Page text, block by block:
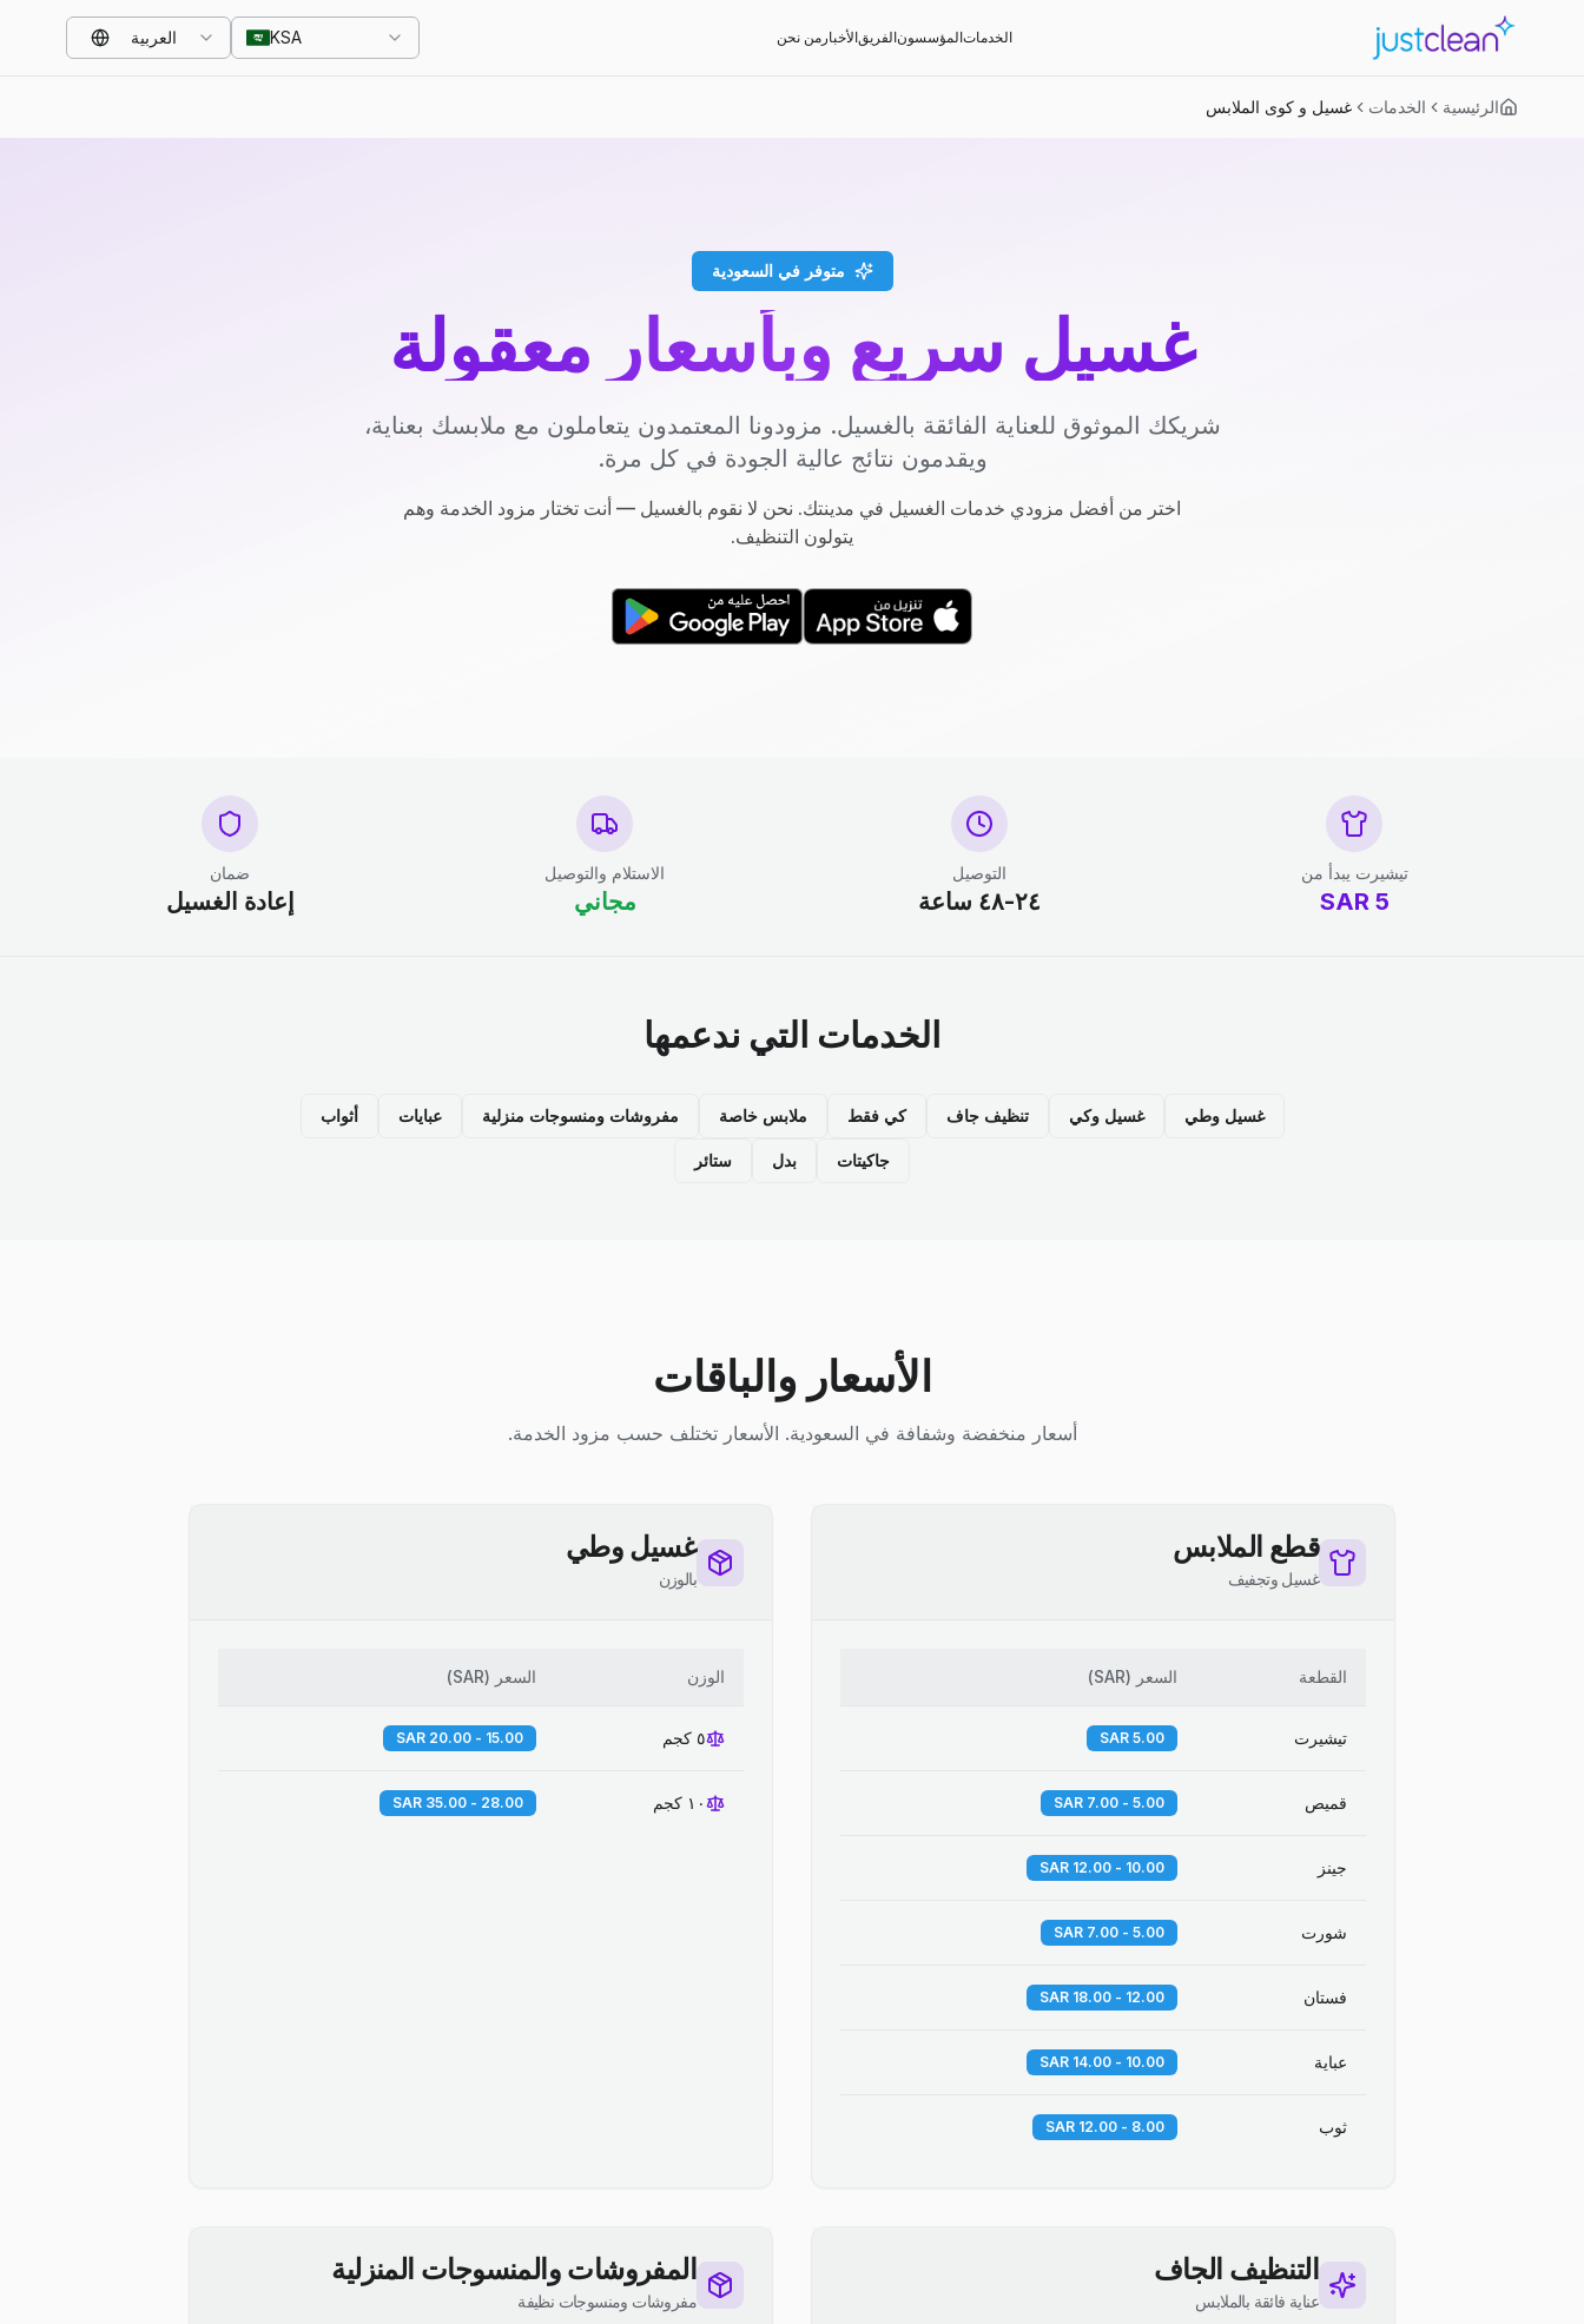
الخدماتالمؤسسونالفريقالأخبار من نحن KSA العربية
الرئيسية الخدمات غسيل و كوى الملابس
متوفر في السعودية
غسيل سريع وبأسعار معقولة
شريكك الموثوق للعناية الفائقة بالغسيل. مزودونا المعتمدون يتعاملون مع ملابسك بعناية،
ويقدمون نتائج عالية الجودة في كل مرة.
اختر من أفضل مزودي خدمات الغسيل في مدينتك. نحن لا نقوم بالغسيل — أنت تختار مزود الخدمة وهم
يتولون التنظيف.
تيشيرت يبدأ من
5
SAR
التوصيل
٢٤-٤٨ ساعة
الاستلام والتوصيل
مجاني
ضمان
إعادة الغسيل
الخدمات التي ندعمها
غسيل وطي غسيل وكي تنظيف جاف كي فقط ملابس خاصة مفروشات ومنسوجات منزلية عبايات أثواب
جاكيتات بدل ستائر
الأسعار والباقات
أسعار منخفضة وشفافة في السعودية. الأسعار تختلف حسب مزود الخدمة.
قطع الملابس
غسيل وتجفيف
القطعة السعر (
SAR
)
تيشيرت 5.00 SAR
قميص 5.00 - 7.00 SAR
جينز 10.00 - 12.00 SAR
شورت 5.00 - 7.00 SAR
فستان 12.00 - 18.00 SAR
عباية 10.00 - 14.00 SAR
ثوب 8.00 - 12.00 SAR
غسيل وطي
بالوزن
الوزن السعر (
SAR
)
٥ كجم 15.00 - 20.00 SAR
١٠ كجم 28.00 - 35.00 SAR
التنظيف الجاف
عناية فائقة بالملابس
المفروشات والمنسوجات المنزلية
مفروشات ومنسوجات نظيفة